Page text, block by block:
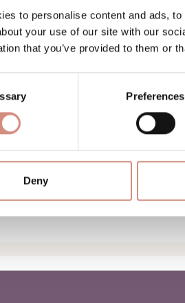
to personalise content and ads,
your use of our site with our
that you’ve provided to them or
Preferences
Deny
unter der Trage, oder
keine festen Schuhe hat.
unkompliziert in der
atmungsaktiv,
Alltag, Outdoor, Urban, Vegan
Stoff: GRS-zertifiziert (global